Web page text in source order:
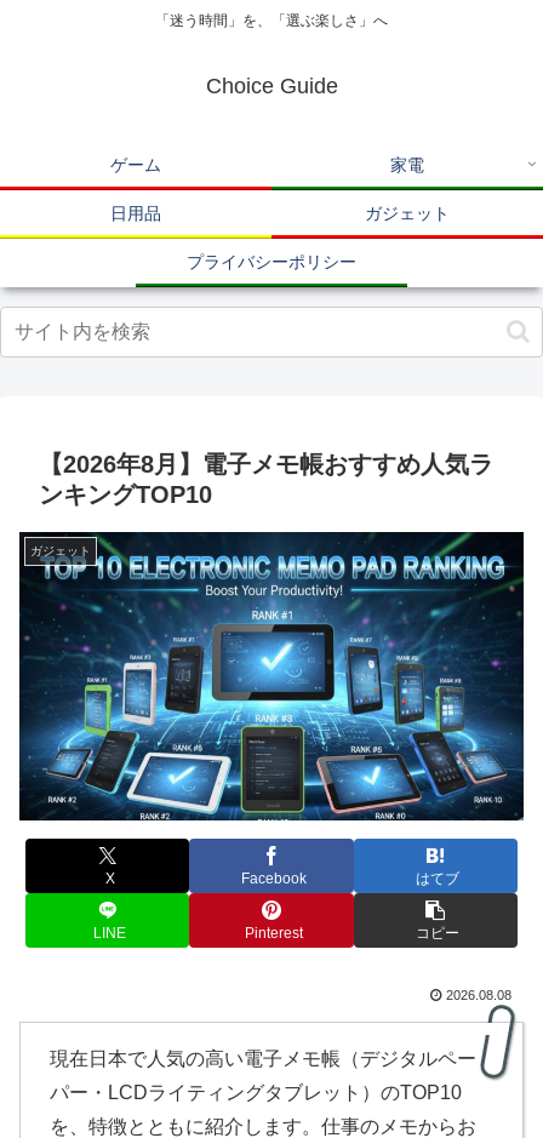
「迷う時間」を、「選ぶ楽しさ」へ
Choice Guide
ゲーム 家電
日用品 ガジェット
プライバシーポリシー
【2026年8月】電子メモ帳おすすめ人気ラ
ンキングTOP10
ガジェット
X Facebook はてブ
LINE Pinterest コピー
2026.08.08
現在日本で人気の高い電子メモ帳（デジタルペー
パー・LCDライティングタブレット）のTOP10
を、特徴とともに紹介します。仕事のメモからお